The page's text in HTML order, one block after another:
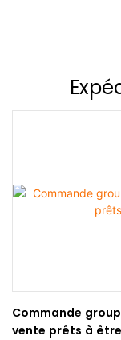
Commande
vente prêts à